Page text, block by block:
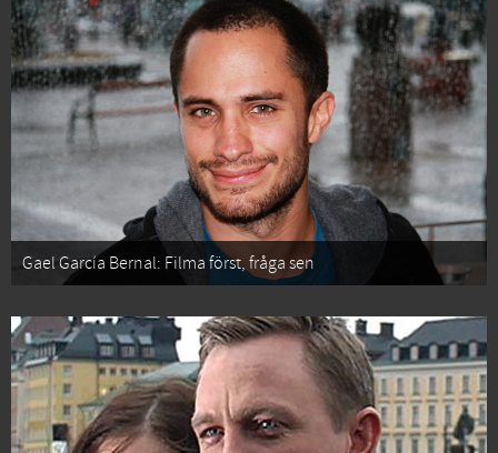
Gael García Bernal: Filma först, fråga sen